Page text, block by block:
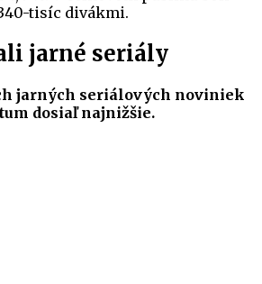
tisíc divákmi.
jarné seriály
jarných seriálových noviniek
dosiaľ najnižšie.